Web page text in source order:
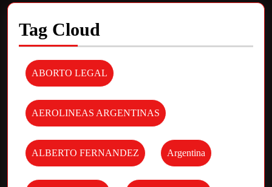
Tag Cloud
ABORTO LEGAL
AEROLINEAS ARGENTINAS
ALBERTO FERNANDEZ Argentina